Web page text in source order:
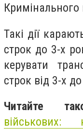
Кримінального
Такі дії
строк до 3-х
керувати
строк від 3-х
Читайте